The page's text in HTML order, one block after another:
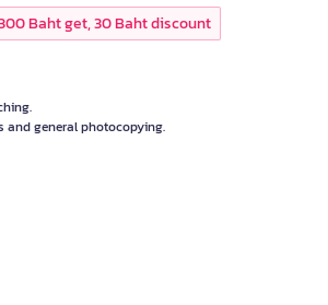
Baht get, 30 Baht discount
and general photocopying.